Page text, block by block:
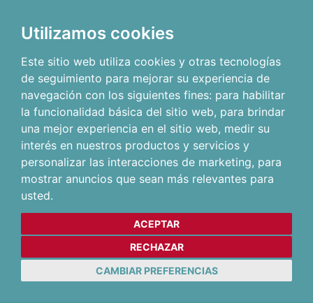
Utilizamos cookies
Este sitio web utiliza cookies y otras tecnologías
de seguimiento para mejorar su experiencia de
navegación con los siguientes fines: para habilitar
la funcionalidad básica del sitio web, para brindar
una mejor experiencia en el sitio web, medir su
interés en nuestros productos y servicios y
personalizar las interacciones de marketing, para
mostrar anuncios que sean más relevantes para
usted.
ACEPTAR
RECHAZAR
CAMBIAR PREFERENCIAS